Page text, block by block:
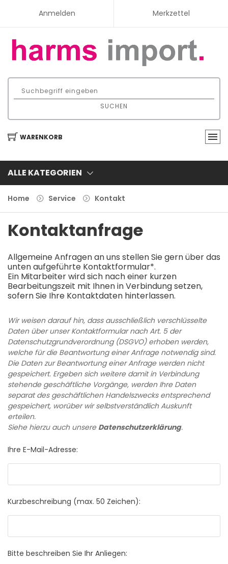
Anmelden Merkzettel
SUCHEN
WARENKORB
ALLE KATEGORIEN
Home Service Kontakt
Kontaktanfrage
Allgemeine Anfragen an uns stellen Sie gern über das
unten aufgeführte Kontaktformular*.
Ein Mitarbeiter wird sich nach einer kurzen
Bearbeitungszeit mit Ihnen in Verbindung setzen,
sofern Sie Ihre Kontaktdaten hinterlassen.
Wir weisen darauf hin, dass ausschließlich verschlüsselte
Daten über unser Kontaktformular nach Art. 5 der
Datenschutzgrundverordnung (DSGVO) erhoben werden,
welche für die Beantwortung einer Anfrage notwendig sind.
Die Daten zur Beantwortung einer Anfrage werden nicht
gespeichert. Ergeben sich weitere damit in Verbindung
stehende geschäftliche Vorgänge, werden Ihre Daten
separat des geschäftlichen Handelszwecks entsprechend
gespeichert, worüber wir selbstverständlich Auskunft
erteilen.
Siehe hierzu auch unsere Datenschutzerklärung.
Ihre E-Mail-Adresse:
Kurzbeschreibung (max. 50 Zeichen):
Bitte beschreiben Sie Ihr Anliegen: